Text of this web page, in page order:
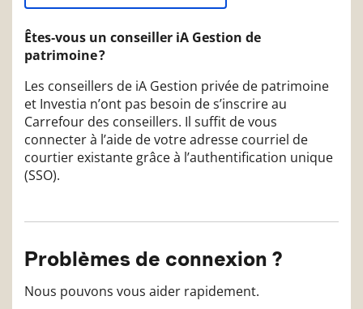
Êtes‑vous un conseiller iA Gestion de
patrimoine ?
Les conseillers de iA Gestion privée de patrimoine
et Investia n’ont pas besoin de s’inscrire au
Carrefour des conseillers. Il suffit de vous
connecter à l’aide de votre adresse courriel de
courtier existante grâce à l’authentification unique
(SSO).
Problèmes de connexion ?
Nous pouvons vous aider rapidement.